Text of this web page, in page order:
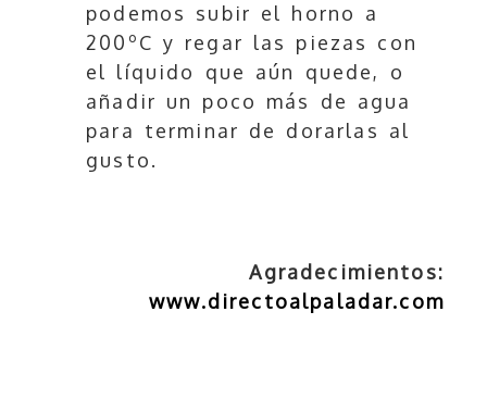
podemos subir el horno a
200ºC y regar las piezas con
el líquido que aún quede, o
añadir un poco más de agua
para terminar de dorarlas al
gusto.
Agradecimientos:
www.directoalpaladar.com